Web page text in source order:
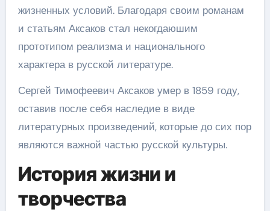
жизненных условий. Благодаря своим романам
и статьям Аксаков стал некогдаюшим
прототипом реализма и национального
характера в русской литературе.
Сергей Тимофеевич Аксаков умер в 1859 году,
оставив после себя наследие в виде
литературных произведений, которые до сих пор
являются важной частью русской культуры.
История жизни и
творчества